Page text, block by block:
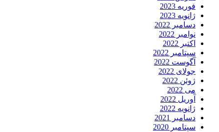
فوریه 2023
ژانویه 2023
دسامبر 2022
نوامبر 2022
اکتبر 2022
سپتامبر 2022
آگوست 2022
جولای 2022
ژوئن 2022
می 2022
آوریل 2022
ژانویه 2022
دسامبر 2021
سپتامبر 2020